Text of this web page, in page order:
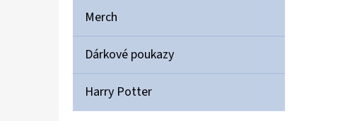
Merch
Dárkové poukazy
Harry Potter